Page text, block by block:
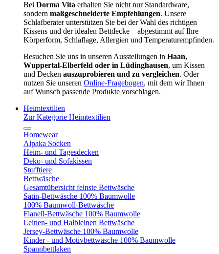
Bei Dorma Vita erhalten Sie nicht nur Standardware,
sondern maßgeschneiderte Empfehlungen. Unsere
Schlafberater unterstützen Sie bei der Wahl des richtigen
Kissens und der idealen Bettdecke – abgestimmt auf Ihre
Körperform, Schlaflage, Allergien und Temperaturempfinden.
Besuchen Sie uns in unseren Ausstellungen in Haan,
Wuppertal-Elberfeld oder in Lüdinghausen, um Kissen
und Decken auszuprobieren und zu vergleichen. Oder
nutzen Sie unseren Online-Fragebogen, mit dem wir Ihnen
auf Wunsch passende Produkte vorschlagen.
Heimtextilien
Zur Kategorie Heimtextilien
Homewear
Alpaka Socken
Heim- und Tagesdecken
Deko- und Sofakissen
Stofftiere
Bettwäsche
Gesamtübersicht feinste Bettwäsche
Satin-Bettwäsche 100% Baumwolle
100% Baumwoll-Bettwäsche
Flanell-Bettwäsche 100% Baumwolle
Leinen- und Halbleinen Bettwäsche
Jersey-Bettwäsche 100% Baumwolle
Kinder - und Motivbettwäsche 100% Baumwolle
Spannbettlaken